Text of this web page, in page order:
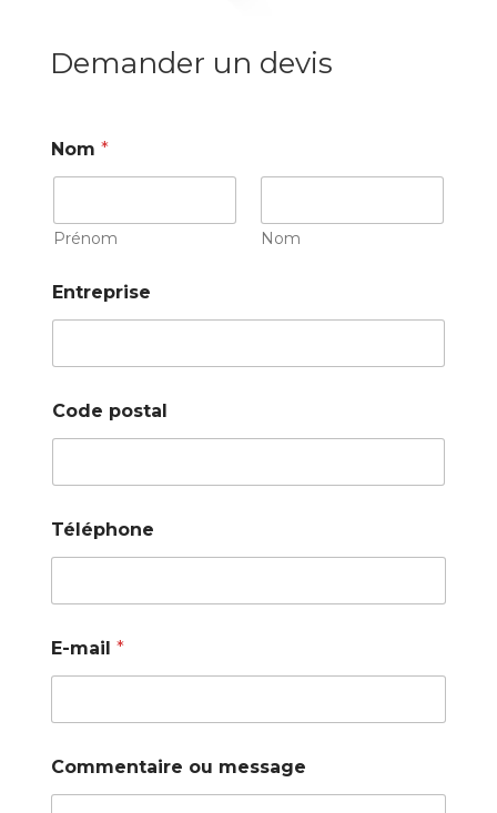
Demander un devis
Nom *
Prénom Nom
Entreprise
Code postal
Téléphone
E-mail *
Commentaire ou message